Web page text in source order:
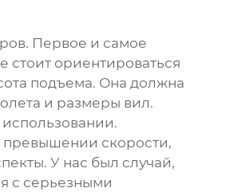
Первое и самое
стоит ориентироваться
подъема. Она должна
и размеры вил.
превышении скорости,
У нас был случай,
с серьезными